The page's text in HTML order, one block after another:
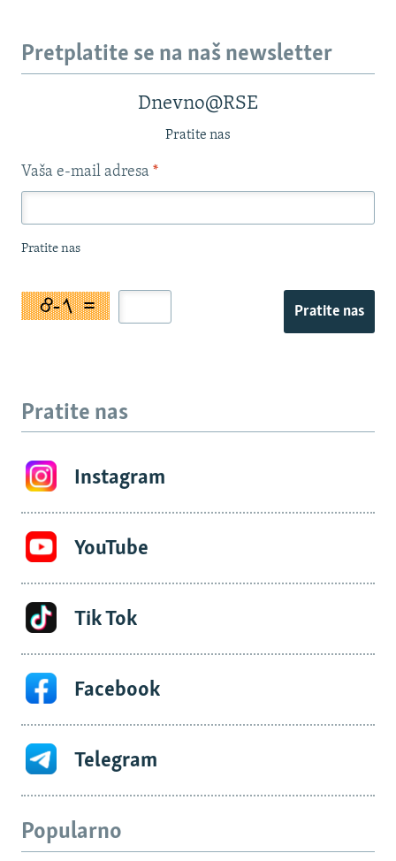
Pretplatite se na naš newsletter
Dnevno@RSE
Pratite nas
Vaša e-mail adresa *
Pratite nas
Pratite nas
Pratite nas
Instagram
YouTube
Tik Tok
Facebook
Telegram
Popularno